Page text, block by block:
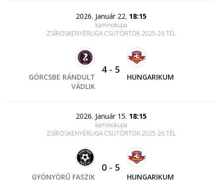
2026. Január 22. 18:15
kaminokupa
ZSÍROSKENYÉRLIGA CSÜTÖRTÖK 2025-26 TÉL
GÖRCSBE RÁNDULT
VÁDLIK
4- 5
HUNGARIKUM
2026. Január 15. 18:15
kaminokupa
ZSÍROSKENYÉRLIGA CSÜTÖRTÖK 2025-26 TÉL
GYÖNYÖRŰ FASZIK
0 - 5
HUNGARIKUM